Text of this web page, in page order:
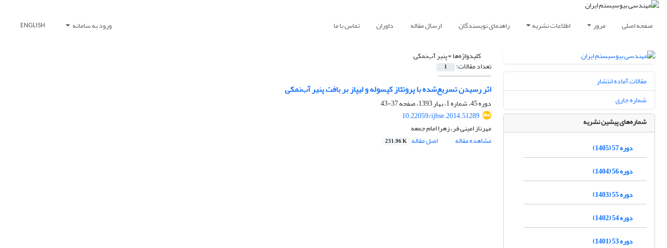
صفحه اصلی مرور اطلاعات نشریه راهنمای نویسندگان ارسال مقاله داوران تماس با ما ورود به سامانه ENGLISH
کلیدواژه‌ها =پنیر آب‌نمکی
تعداد مقالات: 1
اثر رسیدن تسریع‌شده با پروتئاز کپسوله و لیپاز بر بافت پنیر آب‌نمکی
دوره 45، شماره 1، بهار 1393، صفحه
37-43
10.22059/ijbse.2014.51289
مهرناز امینی فر، زهرا امام جمعه
مشاهده مقاله
اصل مقاله 231.96 K
مقالات آماده انتشار
شماره جاری
شماره‌های پیشین نشریه
دوره 57 (1405)
دوره 56 (1404)
دوره 55 (1403)
دوره 54 (1402)
دوره 53 (1401)